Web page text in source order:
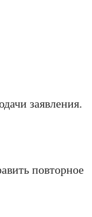
заявления.
повторное